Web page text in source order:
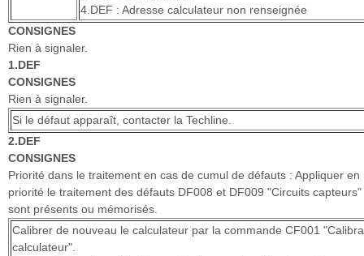
4.DEF : Adresse calculateur non renseignée
CONSIGNES
Rien à signaler.
1.DEF
CONSIGNES
Rien à signaler.
Si le défaut apparaît, contacter la Techline.
2.DEF
CONSIGNES
Priorité dans le traitement en cas de cumul de défauts : Appliquer en
priorité le traitement des défauts DF008 et DF009 "Circuits capteurs"
sont présents ou mémorisés.
Calibrer de nouveau le calculateur par la commande CF001
calculateur".